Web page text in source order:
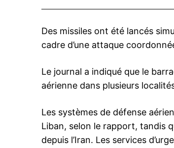
Des missiles ont été lancés
cadre d’une attaque
Le journal a indiqué que le
aérienne dans plusieurs
Les systèmes de défense
Liban, selon le rapport, tandis
depuis l’Iran. Les services